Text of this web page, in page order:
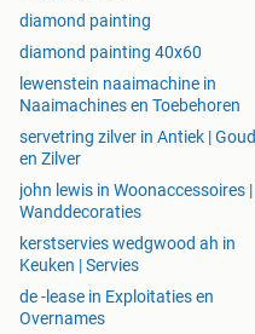
diamond painting
diamond painting 40x60
lewenstein naaimachine in
Naaimachines en Toebehoren
servetring zilver in Antiek | Goud
en Zilver
john lewis in Woonaccessoires |
Wanddecoraties
kerstservies wedgwood ah in
Keuken | Servies
de -lease in Exploitaties en
Overnames